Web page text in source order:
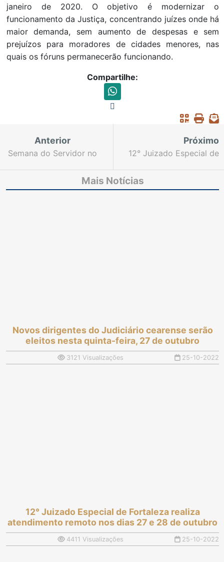
janeiro de 2020. O objetivo é modernizar o
funcionamento da Justiça, concentrando juízes onde há
maior demanda, sem aumento de despesas e sem
prejuízos para moradores de cidades menores, nas
quais os fóruns permanecerão funcionando.
Compartilhe:
Anterior
Semana do Servidor no
Esmec para assistir à
palestra sobre “As
Próximo
12° Juizado Especial de
atendimento remoto
nos dias 27 e 28 de
Mais Notícias
Novos dirigentes do Judiciário cearense serão
eleitos nesta quinta-feira, 27 de outubro
3121 Visualizações 25-10-2022
12° Juizado Especial de Fortaleza realiza
atendimento remoto nos dias 27 e 28 de outubro
4411 Visualizações 25-10-2022